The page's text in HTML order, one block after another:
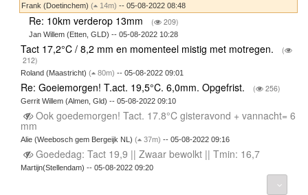
Frank (Doetinchem) ( 14m) -- 05-08-2022 08:48
Re: 10km verderop 13mm ( 209)
Jan Willem (Etten, GLD) -- 05-08-2022 10:28
Tact 17,2°C / 8,2 mm en momenteel mistig met motregen.
(
212)
Roland (Maastricht) ( 80m) -- 05-08-2022 09:01
Re: Goeiemorgen! T.act. 19,5°C. 6,0mm. Opgefrist. ( 256)
Gerrit Willem (Almen, Gld) -- 05-08-2022 09:10
Ook goedemorgen! Tact. 17.8°C gisteravond + vannacht= 6
mm
Alie (Weebosch gem Bergeijk NL) ( 37m) -- 05-08-2022 09:16
Goededag: Tact 19,9 || Zwaar bewolkt || Tmin: 16,7
Martijn(Stellendam) -- 05-08-2022 09:20